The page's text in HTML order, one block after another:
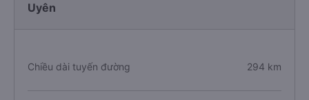
Uyên
Chiều dài tuyến đường 294 km